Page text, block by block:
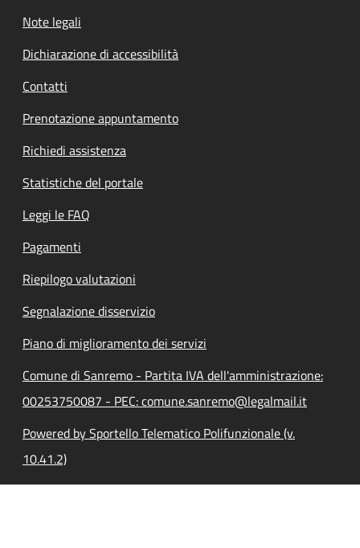
Note legali
Dichiarazione di accessibilità
Contatti
Prenotazione appuntamento
Richiedi assistenza
Statistiche del portale
Leggi le FAQ
Pagamenti
Riepilogo valutazioni
Segnalazione disservizio
Piano di miglioramento dei servizi
Comune di Sanremo - Partita IVA dell'amministrazione:
00253750087 - PEC: comune.sanremo@legalmail.it
Powered by Sportello Telematico Polifunzionale (v.
10.41.2)